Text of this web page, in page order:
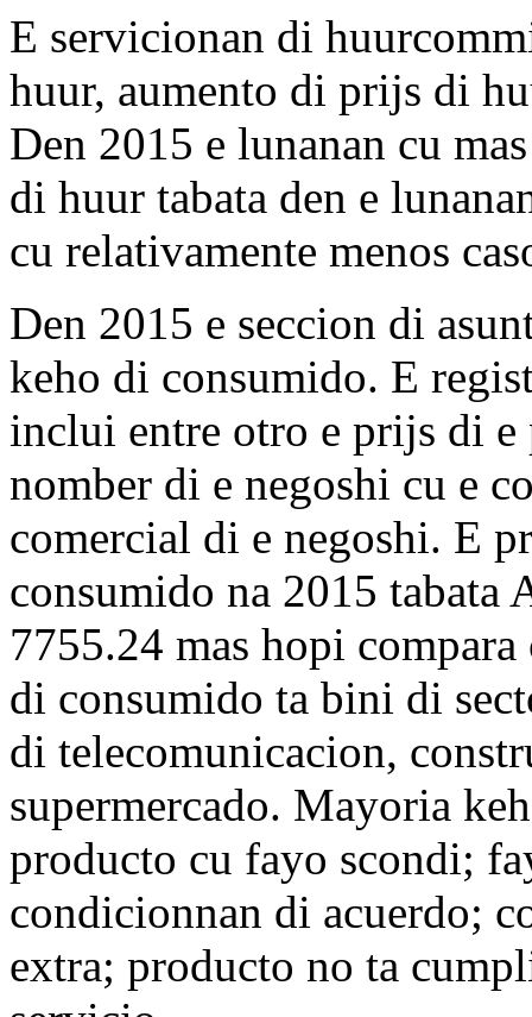
E servicionan di
huur, aumento di prijs di
Den 2015 e lunanan cu
di huur tabata den e
cu relativamente menos
Den 2015 e seccion di
keho di consumido. E
inclui entre otro e prijs di
nomber di e negoshi cu e
comercial di e negoshi. E
consumido na 2015 tabata
7755.24 mas hopi
di consumido ta bini di
di telecomunicacion,
supermercado. Mayoria
producto cu fayo scondi;
condicionnan di acuerdo;
extra; producto no ta